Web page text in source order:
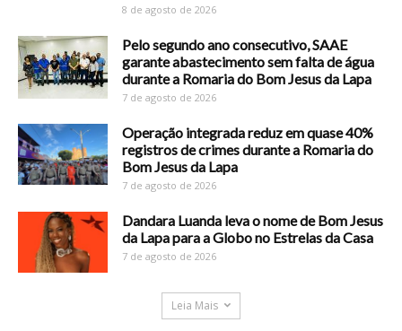
8 de agosto de 2026
Pelo segundo ano consecutivo, SAAE
garante abastecimento sem falta de água
durante a Romaria do Bom Jesus da Lapa
7 de agosto de 2026
Operação integrada reduz em quase 40%
registros de crimes durante a Romaria do
Bom Jesus da Lapa
7 de agosto de 2026
Dandara Luanda leva o nome de Bom Jesus
da Lapa para a Globo no Estrelas da Casa
7 de agosto de 2026
Leia Mais